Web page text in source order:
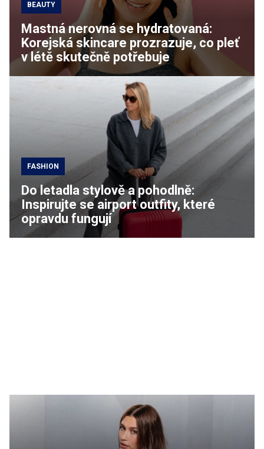
BEAUTY
Mastná nerovná se hydratovaná:
Korejská skincare prozrazuje, co pleť
v létě skutečně potřebuje
FASHION
Do letadla stylově a pohodlně:
Inspirujte se airport outfity, které
opravdu fungují